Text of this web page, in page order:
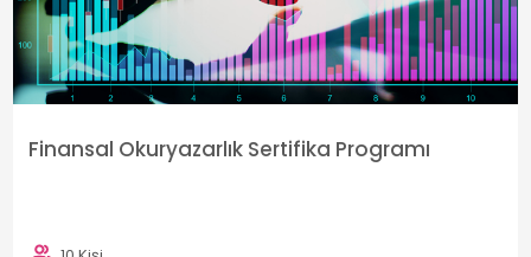
Finansal Okuryazarlık Sertifika Programı